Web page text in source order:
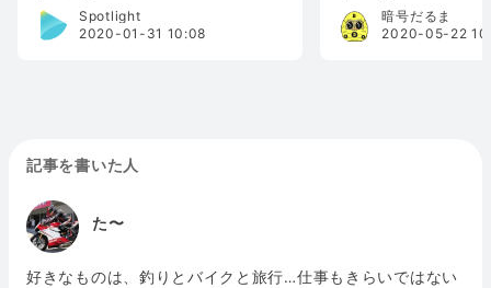
Spotlight
2020-01-31 10:08
暗号だるま
2020-05-22
記事を書いた人
た〜
好きなものは、釣りとバイクと旅行…仕事もきらいではない